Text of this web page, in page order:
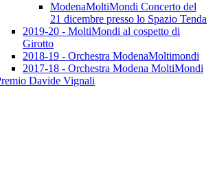
ModenaMoltiMondi Concerto del
21 dicembre presso lo Spazio Tenda
2019-20 - MoltiMondi al cospetto di
Girotto
2018-19 - Orchestra ModenaMoltimondi
2017-18 - Orchestra Modena MoltiMondi
Davide Vignali